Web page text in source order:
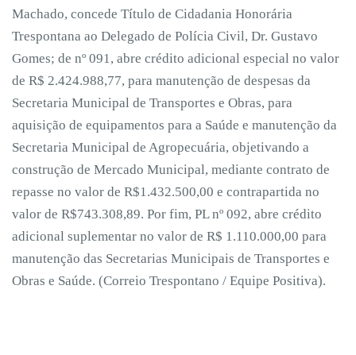
Machado, concede Título de Cidadania Honorária
Trespontana ao Delegado de Polícia Civil, Dr. Gustavo
Gomes; de nº 091, abre crédito adicional especial no valor
de R$ 2.424.988,77, para manutenção de despesas da
Secretaria Municipal de Transportes e Obras, para
aquisição de equipamentos para a Saúde e manutenção da
Secretaria Municipal de Agropecuária, objetivando a
construção de Mercado Municipal, mediante contrato de
repasse no valor de R$1.432.500,00 e contrapartida no
valor de R$743.308,89. Por fim, PL nº 092, abre crédito
adicional suplementar no valor de R$ 1.110.000,00 para
manutenção das Secretarias Municipais de Transportes e
Obras e Saúde. (Correio Trespontano / Equipe Positiva).